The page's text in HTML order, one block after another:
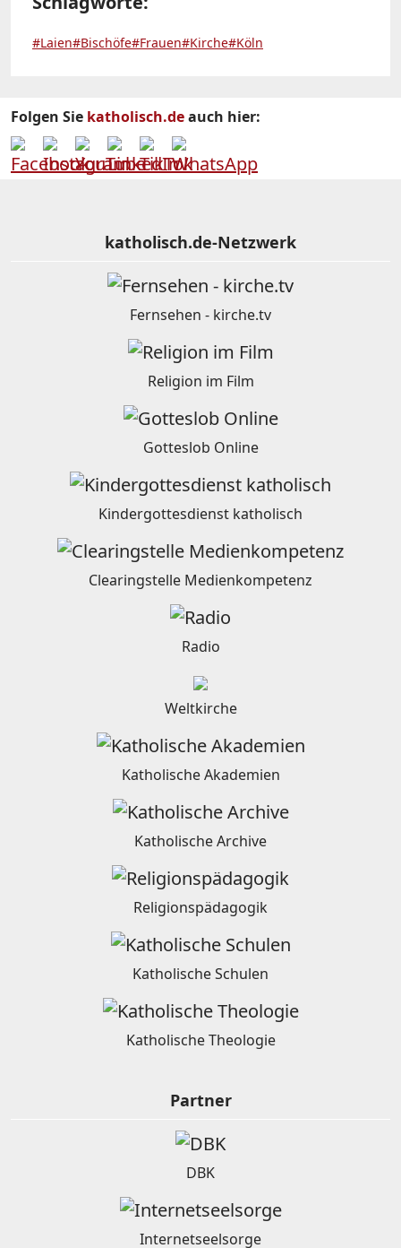
#Laien#Bischöfe#Frauen#Kirche#Köln
Folgen Sie katholisch.deauch hier:
katholisch.de-Netzwerk
Fernsehen - kirche.tv
Religion im Film
Gotteslob Online
Kindergottesdienst katholisch
Clearingstelle Medienkompetenz
Radio
Weltkirche
Katholische Akademien
Katholische Archive
Religionspädagogik
Katholische Schulen
Katholische Theologie
Partner
DBK
Internetseelsorge